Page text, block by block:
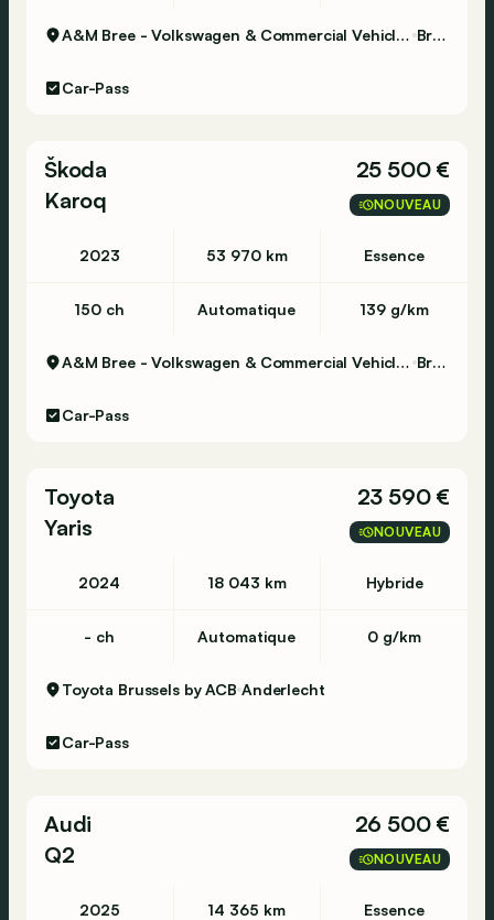
A&M Bree - Volkswagen & Commercial Vehicles Bree
Car-Pass
Škoda
Karoq
25 500 €
NOUVEAU
2023 53 970 km Essence
150 ch Automatique 139 g/km
A&M Bree - Volkswagen & Commercial Vehicles Bree
Car-Pass
Toyota
Yaris
23 590 €
NOUVEAU
2024 18 043 km Hybride
- ch Automatique 0 g/km
Toyota Brussels by ACB Anderlecht
Car-Pass
Audi
Q2
26 500 €
NOUVEAU
2025 14 365 km Essence